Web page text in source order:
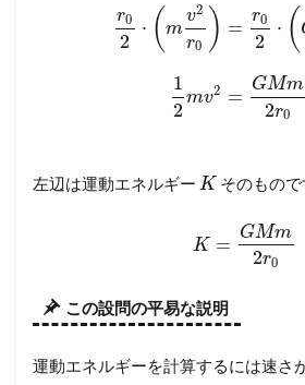
r0
2
⋅ ( m
v2
r0 )
1
2
mv2
=
r0
2
⋅ (
=
GMm
2r0
左辺は運動エネルギー K そのもので
K =
GMm
2r0
この設問の平易な説明
運動エネルギーを計算するには速さ